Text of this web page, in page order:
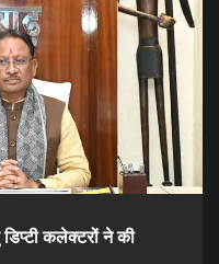
कलेक्टरों ने की